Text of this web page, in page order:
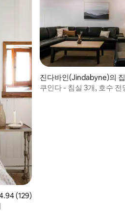
4.94점(5점 만점), 후기 129개
(129)
진다바인(Jindabyne)의 집
쿠인다 - 침실 3개, 호수 전